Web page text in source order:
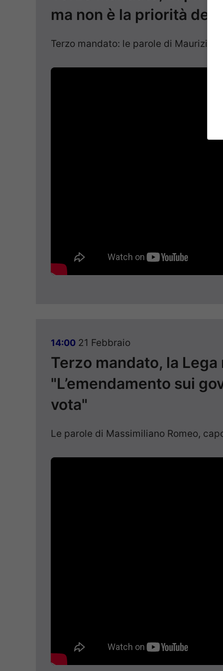
ma non è la priorità del
Terzo mandato: le parole di Maurizio
14:00 21 Febbraio
Terzo mandato, la Lega
"L’emendamento sui
vota"
Le parole di Massimiliano Romeo,